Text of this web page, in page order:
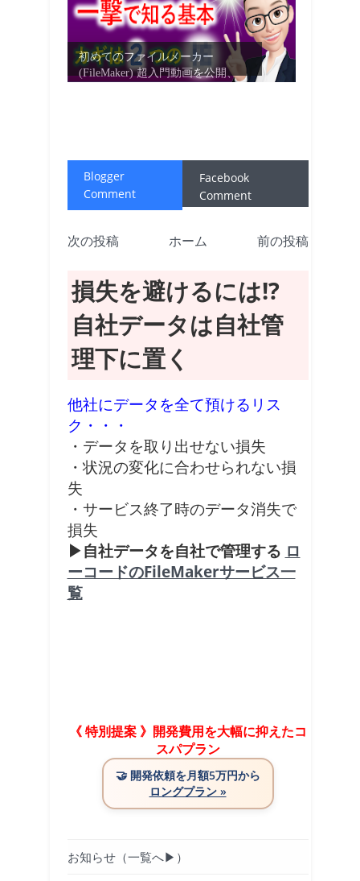
初めてのファイルメーカー
(FileMaker) 超入門動画を公開、
Blogger
Comment
Facebook
Comment
次の投稿 前の投稿
ホーム
損失を避けるには!?
自社データは自社管
理下に置く
他社にデータを全て預けるリス
ク・・・
・データを取り出せない損失
・状況の変化に合わせられない損
失
・サービス終了時のデータ消失で
損失
▶自社データを自社で管理する ロ
ーコードのFileMakerサービス一
覧
《 特別提案 》開発費用を大幅に抑えたコ
スパプラン
🤝 開発依頼を月額5万円から
ロングプラン »
お知らせ（一覧へ▶）